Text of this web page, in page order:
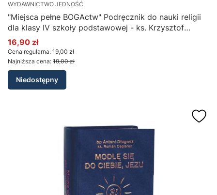
WYDAWNICTWO JEDNOŚĆ
"Miejsca pełne BOGActw" Podręcznik do nauki religii
dla klasy IV szkoły podstawowej - ks. Krzysztof
Mielnicki, Elżbieta Kondrak, Bogusław Nosek
Cena promocyjna
16,90 zł
Cena regularna: 19,00 zł
Najniższa cena: 19,00 zł
Niedostępny